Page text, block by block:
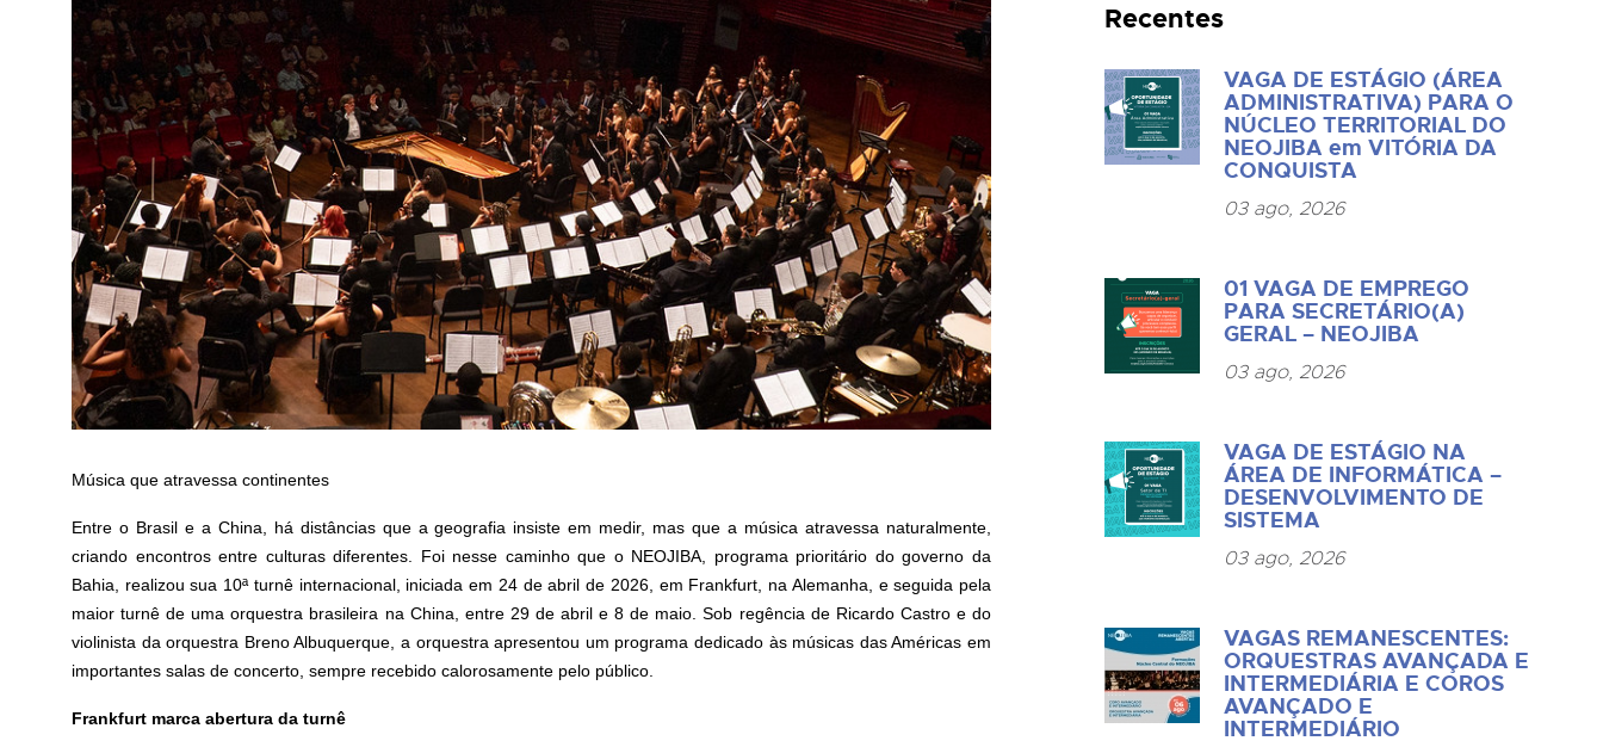
Música que atravessa continentes
Entre o Brasil e a China, há distâncias que a geografia insiste em medir, mas que a música atravessa naturalmente,
criando encontros entre culturas diferentes. Foi nesse caminho que o NEOJIBA, programa prioritário do governo da
Bahia, realizou sua 10ª turnê internacional, iniciada em 24 de abril de 2026, em Frankfurt, na Alemanha, e seguida pela
maior turnê de uma orquestra brasileira na China, entre 29 de abril e 8 de maio.Sob regência de Ricardo Castro e do
violinista da orquestra Breno Albuquerque, a orquestra apresentou um programa dedicado às músicas das Américas em
importantes salas de concerto, sempre recebido calorosamente pelo público.
Frankfurt marca abertura da turnê
Recentes
VAGA DE ESTÁGIO (ÁREA
ADMINISTRATIVA) PARA O
NÚCLEO TERRITORIAL DO
NEOJIBA em VITÓRIA DA
CONQUISTA
03 ago, 2026
01 VAGA DE EMPREGO
PARA SECRETÁRIO(A)
GERAL – NEOJIBA
03 ago, 2026
VAGA DE ESTÁGIO NA
ÁREA DE INFORMÁTICA –
DESENVOLVIMENTO DE
SISTEMA
03 ago, 2026
VAGAS REMANESCENTES:
ORQUESTRAS AVANÇADA E
INTERMEDIÁRIA E COROS
AVANÇADO E
INTERMEDIÁRIO